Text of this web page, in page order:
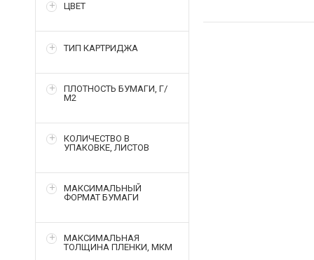
ЦВЕТ
ТИП КАРТРИДЖА
ПЛОТНОСТЬ БУМАГИ, Г/
М2
КОЛИЧЕСТВО В
УПАКОВКЕ, ЛИСТОВ
МАКСИМАЛЬНЫЙ
ФОРМАТ БУМАГИ
МАКСИМАЛЬНАЯ
ТОЛЩИНА ПЛЕНКИ, МКМ